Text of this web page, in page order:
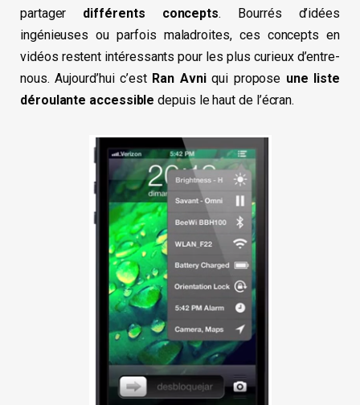
partager différents concepts. Bourrés d’idées
ingénieuses ou parfois maladroites, ces concepts en
vidéos restent intéressants pour les plus curieux d’entre-
nous. Aujourd’hui c’est Ran Avniqui propose une liste
déroulante accessible depuis le haut de l’écran.